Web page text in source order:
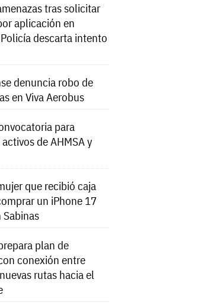
tras solicitar
aplicación en
descarta intento
denuncia robo de
en Viva Aerobus
para
de AHMSA y
que recibió caja
un iPhone 17
Sabinas
plan de
conexión entre
rutas hacia el